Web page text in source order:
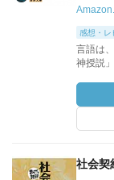
感想・レ
言語は
神授説
社会契